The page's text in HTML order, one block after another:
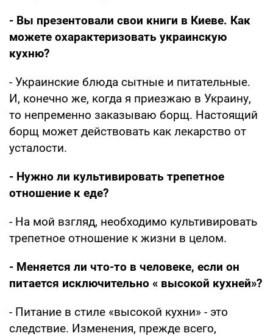
- Вы презентовали свои книги в Киеве. Как
можете охарактеризовать украинскую
кухню?
- Украинские блюда сытные и питательные.
И, конечно же, когда я приезжаю в Украину,
то непременно заказываю борщ. Настоящий
борщ может действовать как лекарство от
усталости.
- Нужно ли культивировать трепетное
отношение к еде?
- На мой взгляд, необходимо культивировать
трепетное отношение к жизни в целом.
- Меняется ли что-то в человеке, если он
питается исключительно « высокой кухней»?
- Питание в стиле «высокой кухни» - это
следствие. Изменения, прежде всего,